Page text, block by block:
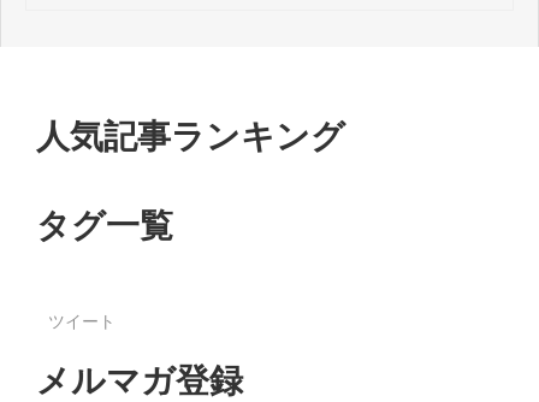
人気記事ランキング
タグ一覧
ツイート
メルマガ登録